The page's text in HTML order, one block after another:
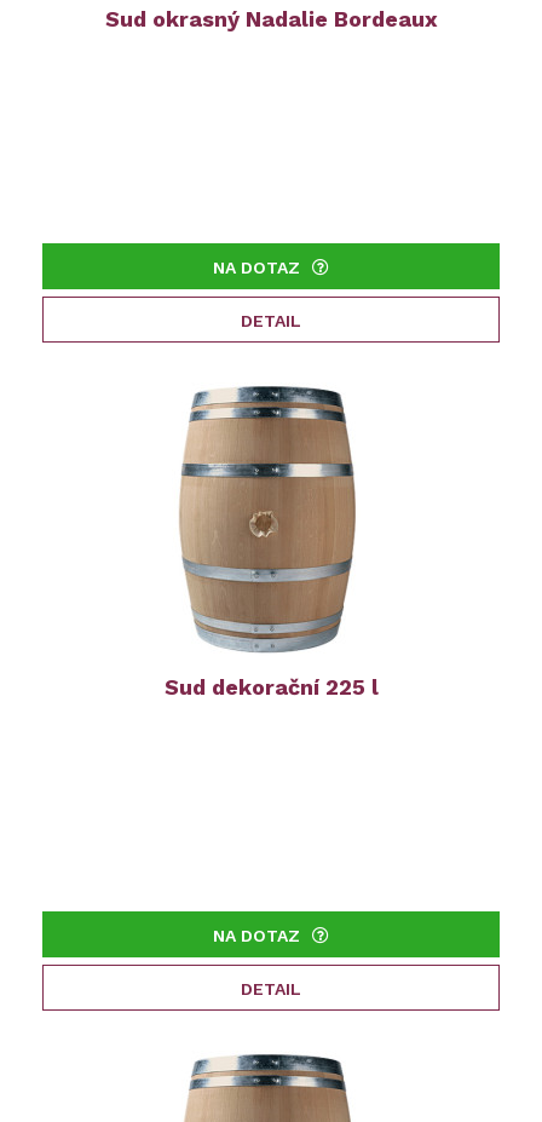
Sud okrasný Nadalie Bordeaux
NA DOTAZ
DETAIL
Sud dekorační 225 l
NA DOTAZ
DETAIL